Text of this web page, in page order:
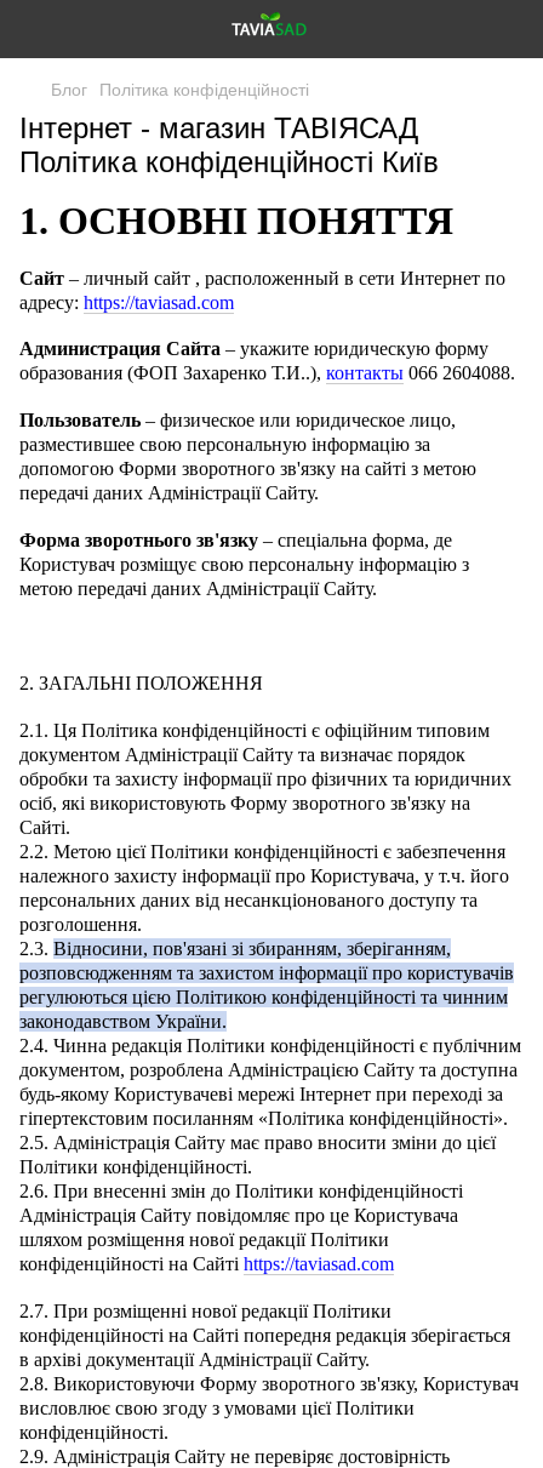
Блог Політика конфіденційності
Інтернет - магазин ТАВІЯСАД
Політика конфіденційності Київ
1. ОСНОВНІ ПОНЯТТЯ
Сайт – личный сайт , расположенный в сети Интернет по
адресу: https://taviasad.com
Администрация Сайта – укажите юридическую форму
образования (ФОП Захаренко Т.И..), контакты 066 2604088.
Пользователь – физическое или юридическое лицо,
разместившее свою персональную інформацію за
допомогою Форми зворотного зв'язку на сайті з метою
передачі даних Адміністрації Сайту.
Форма зворотнього зв'язку – спеціальна форма, де
Користувач розміщує свою персональну інформацію з
метою передачі даних Адміністрації Сайту.
2. ЗАГАЛЬНІ ПОЛОЖЕННЯ
2.1. Ця Політика конфіденційності є офіційним типовим
документом Адміністрації Сайту та визначає порядок
обробки та захисту інформації про фізичних та юридичних
осіб, які використовують Форму зворотного зв'язку на
Сайті.
2.2. Метою цієї Політики конфіденційності є забезпечення
належного захисту інформації про Користувача, у т.ч. його
персональних даних від несанкціонованого доступу та
розголошення.
2.3. Відносини, пов'язані зі збиранням, зберіганням,
розповсюдженням та захистом інформації про користувачів
регулюються цією Політикою конфіденційності та чинним
законодавством України.
2.4. Чинна редакція Політики конфіденційності є публічним
документом, розроблена Адміністрацією Сайту та доступна
будь-якому Користувачеві мережі Інтернет при переході за
гіпертекстовим посиланням «Політика конфіденційності».
2.5. Адміністрація Сайту має право вносити зміни до цієї
Політики конфіденційності.
2.6. При внесенні змін до Політики конфіденційності
Адміністрація Сайту повідомляє про це Користувача
шляхом розміщення нової редакції Політики
конфіденційності на Сайті https://taviasad.com
2.7. При розміщенні нової редакції Політики
конфіденційності на Сайті попередня редакція зберігається
в архіві документації Адміністрації Сайту.
2.8. Використовуючи Форму зворотного зв'язку, Користувач
висловлює свою згоду з умовами цієї Політики
конфіденційності.
2.9. Адміністрація Сайту не перевіряє достовірність